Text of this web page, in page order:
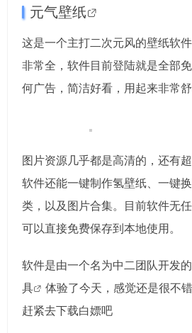
元气壁纸
这是一个主打二次元风的壁纸软
非常全，软件目前登陆就是全部
何广告，简洁好看，用起来非常舒
图片资源几乎都是高清的，还有
软件还能一键制作氢壁纸、一键
类，以及图片合集。目前软件无
可以直接免费保存到本地使用。
软件是由一个名为中二团队开发
具
体验了今天，感觉还是很不
赶紧去下载白嫖吧